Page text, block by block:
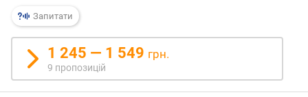
с
е
с
Запитати
1 245 — 1 549 грн.
9 пропозицій